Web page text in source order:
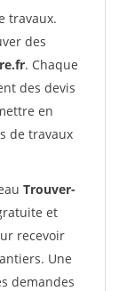
travaux.
des
. Chaque
des devis
en
de travaux
Trouver-
et
recevoir
Une
demandes